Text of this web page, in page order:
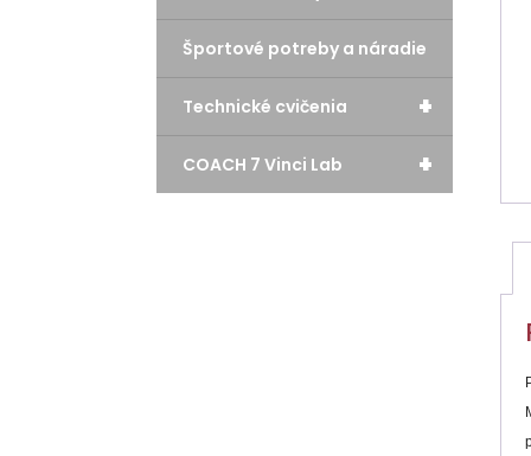
Športové potreby a náradie
+
Technické cvičenia
+
COACH 7 Vinci Lab